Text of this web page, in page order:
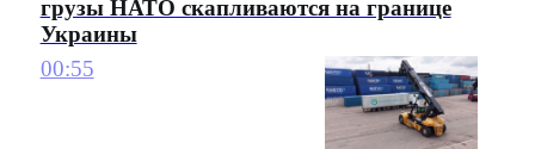
грузы НАТО скапливаются на границе
Украины
00:55